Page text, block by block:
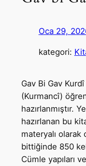
Oca 29,
kategori:
Gav Bi Gav
(Kurmancî)
hazırlanmıştır.
hazırlanan bu
materyalı
bittiğinde 850
Cümle yapıları